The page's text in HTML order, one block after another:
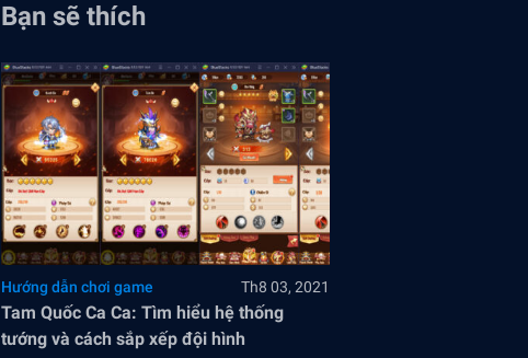
Bạn sẽ thích
Hướng dẫn chơi game Th8 03, 2021
Tam Quốc Ca Ca: Tìm hiểu hệ thống
tướng và cách sắp xếp đội hình